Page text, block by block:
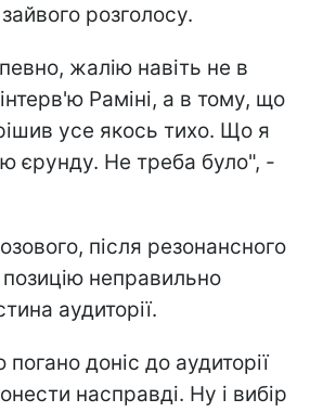
розголосу.
жалію навіть не в
Раміні, а в тому, що
усе якось тихо. Що я
єрунду. Не треба було", -
після резонансного
позицію неправильно
аудиторії.
доніс до аудиторії
насправді. Ну і вибір